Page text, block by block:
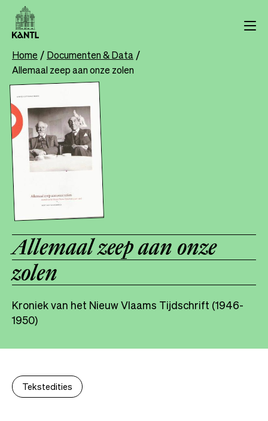
Overslaan
naar
inhoud
gaan
Breadcrumb
Home Documenten & Data
Allemaal zeep aan onze zolen
Allemaal zeep aan onze
zolen
Kroniek van het Nieuw Vlaams Tijdschrift (1946-
1950)
Tekstedities